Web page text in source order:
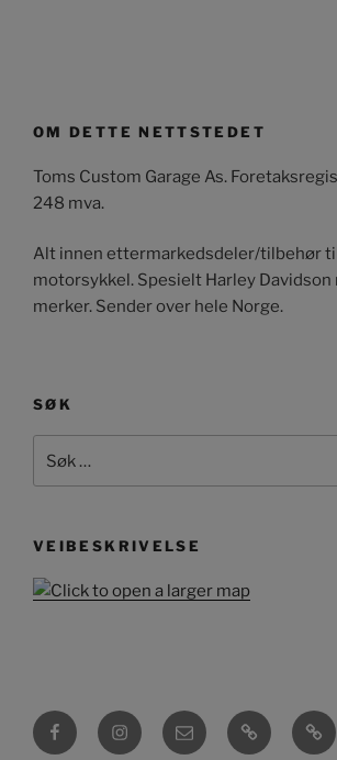
OM DETTE NETTSTEDET
Toms Custom Garage As.
248 mva.
Alt innen ettermarkedsdeler/tilbehør
motorsykkel. Spesielt Harley Davidson
merker. Sender over hele Norge.
SØK
etter:
VEIBESKRIVELSE